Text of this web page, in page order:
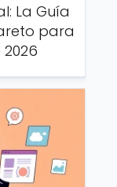
La Guía
para